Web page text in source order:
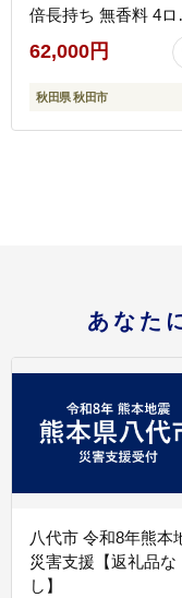
倍長持ち 無香料 4ロ
ル(ダブル)×4P ＆ テ
ッシュペーパー スコ
ティ10箱(5箱×2P) 秋
発送 [スコッティ フ
62,000円
秋田県 秋田市
あなた
八代市 令和8年熊本
災害支援【返礼品な
し】